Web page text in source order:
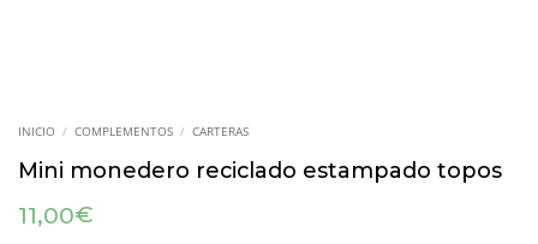
INICIO / COMPLEMENTOS / CARTERAS
Mini monedero reciclado estampado topos
11,00€